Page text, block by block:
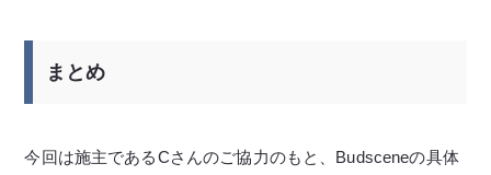
まとめ
今回は施主であるCさんのご協力のもと、Budsceneの具体